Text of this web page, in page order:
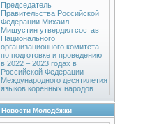
Председатель
Правительства Российской
Федерации Михаил
Мишустин утвердил состав
Национального
организационного комитета
по подготовке и проведению
в 2022 – 2023 годах в
Российской Федерации
Международного десятилетия
языков коренных народов
Новости Молодёжки